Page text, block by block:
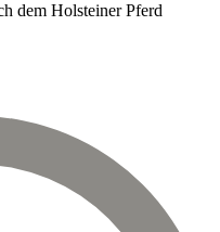
dem Holsteiner Pferd